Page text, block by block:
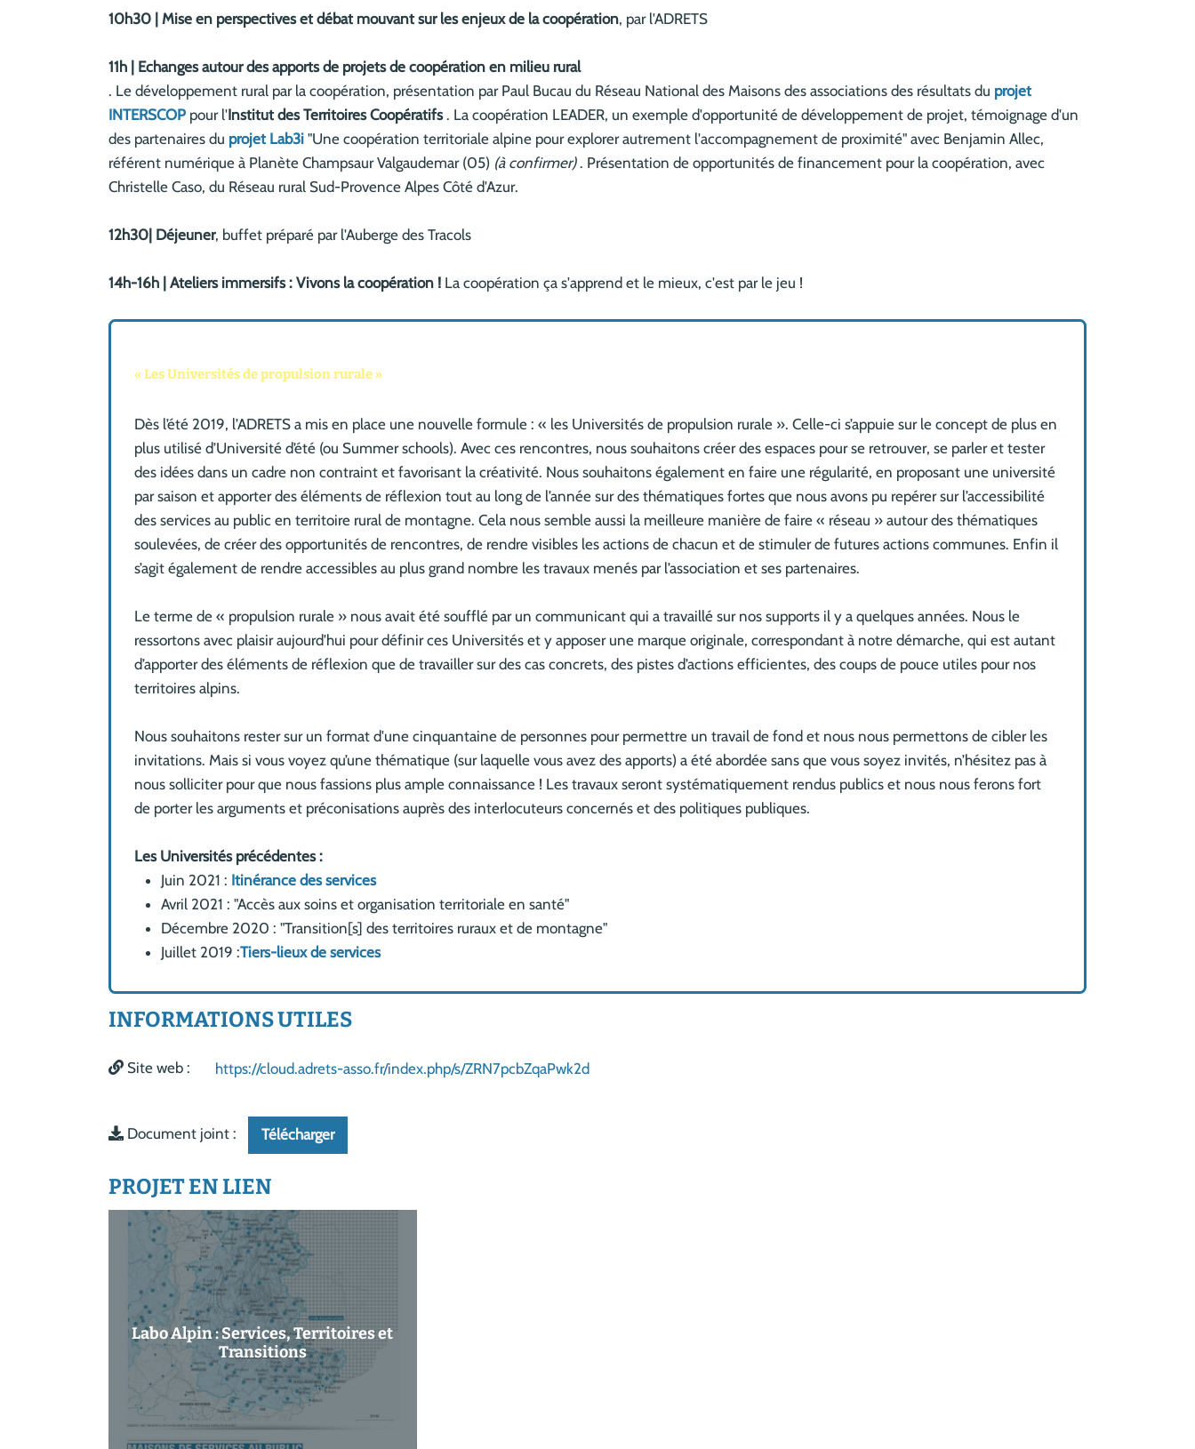
10h30 | Mise en perspectives et débat mouvant sur les enjeux de la coopération, par l'ADRETS
11h | Echanges autour des apports de projets de coopération en milieu rural
. Le développement rural par la coopération, présentation par Paul Bucau du Réseau National des Maisons des associations des résultats du projet
INTERSCOP pour l'Institut des Territoires Coopératifs. La coopération LEADER, un exemple d'opportunité de développement de projet, témoignage d'un
des partenaires du projet Lab3i "Une coopération territoriale alpine pour explorer autrement l'accompagnement de proximité" avec Benjamin Allec,
référent numérique à Planète Champsaur Valgaudemar (05) (à confirmer). Présentation de opportunités de financement pour la coopération, avec
Christelle Caso, du Réseau rural Sud-Provence Alpes Côté d'Azur.
12h30| Déjeuner, buffet préparé par l'Auberge des Tracols
14h-16h | Ateliers immersifs : Vivons la coopération ! La coopération ça s'apprend et le mieux, c'est par le jeu !
« Les Universités de propulsion rurale »
Dès l’été 2019, l’ADRETS a mis en place une nouvelle formule : « les Universités de propulsion rurale ». Celle-ci s’appuie sur le concept de plus en
plus utilisé d’Université d’été (ou Summer schools). Avec ces rencontres, nous souhaitons créer des espaces pour se retrouver, se parler et tester
des idées dans un cadre non contraint et favorisant la créativité. Nous souhaitons également en faire une régularité, en proposant une université
par saison et apporter des éléments de réflexion tout au long de l’année sur des thématiques fortes que nous avons pu repérer sur l’accessibilité
des services au public en territoire rural de montagne. Cela nous semble aussi la meilleure manière de faire « réseau » autour des thématiques
soulevées, de créer des opportunités de rencontres, de rendre visibles les actions de chacun et de stimuler de futures actions communes. Enfin il
s’agit également de rendre accessibles au plus grand nombre les travaux menés par l’association et ses partenaires.
Le terme de « propulsion rurale » nous avait été soufflé par un communicant qui a travaillé sur nos supports il y a quelques années. Nous le
ressortons avec plaisir aujourd’hui pour définir ces Universités et y apposer une marque originale, correspondant à notre démarche, qui est autant
d’apporter des éléments de réflexion que de travailler sur des cas concrets, des pistes d’actions efficientes, des coups de pouce utiles pour nos
territoires alpins.
Nous souhaitons rester sur un format d'une cinquantaine de personnes pour permettre un travail de fond et nous nous permettons de cibler les
invitations. Mais si vous voyez qu’une thématique (sur laquelle vous avez des apports) a été abordée sans que vous soyez invités, n’hésitez pas à
nous solliciter pour que nous fassions plus ample connaissance ! Les travaux seront systématiquement rendus publics et nous nous ferons fort
de porter les arguments et préconisations auprès des interlocuteurs concernés et des politiques publiques.
Les Universités précédentes :
Juin 2021 : Itinérance des services
Avril 2021 : "Accès aux soins et organisation territoriale en santé"
Décembre 2020 : "Transition[s] des territoires ruraux et de montagne"
Juillet 2019 :Tiers-lieux de services
INFORMATIONS UTILES
Site web : https://cloud.adrets-asso.fr/index.php/s/ZRN7pcbZqaPwk2d
Document joint : Télécharger
PROJET EN LIEN
Labo Alpin : Services, Territoires et
Transitions